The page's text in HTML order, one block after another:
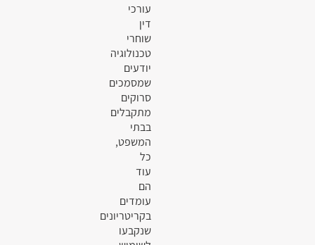
עורכי
דין
שוחרי
טכנולוגיה
יודעים
שמסמכים
סרוקים
מתקבלים
בבתי
המשפט,
כל
עוד
הם
עומדים
בקריטריונים
שנקבעו